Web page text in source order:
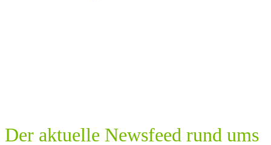
Der aktuelle Newsfeed rund ums